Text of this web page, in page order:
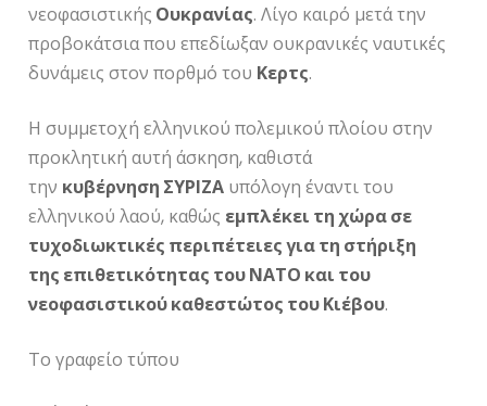
νεοφασιστικής Ουκρανίας. Λίγο καιρό μετά την
προβοκάτσια που επεδίωξαν ουκρανικές ναυτικές
δυνάμεις στον πορθμό του Κερτς.
Η συμμετοχή ελληνικού πολεμικού πλοίου στην
προκλητική αυτή άσκηση, καθιστά
την κυβέρνηση ΣΥΡΙΖΑ υπόλογη έναντι του
ελληνικού λαού, καθώς εμπλέκει τη χώρα σε
τυχοδιωκτικές περιπέτειες για τη στήριξη
της επιθετικότητας του ΝΑΤΟ και του
νεοφασιστικού καθεστώτος του Κιέβου.
Το γραφείο τύπου